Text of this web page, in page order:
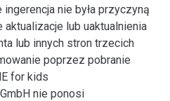
nie była przyczyną
aktualizacje lub uaktualnienia
lub innych stron trzecich
poprzez pobranie
for kids
nie ponosi